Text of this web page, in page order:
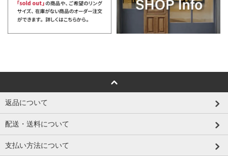
返品について
配送・送料について
支払い方法について